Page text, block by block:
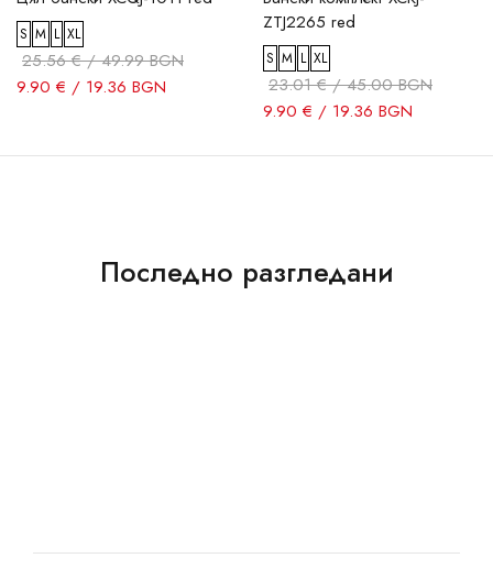
S M L XL
25.56 € / 49.99 BGN
9.90 € / 19.36 BGN
ZTJ2265 red
S M L XL
23.01 € / 45.00 BGN
9.90 € / 19.36 BGN
Последно разгледани